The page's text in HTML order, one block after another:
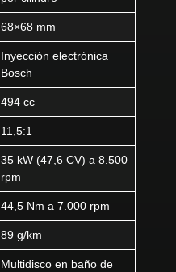
68×68 mm
Inyección electrónica
Bosch
494 cc
11,5:1
35 kW (47,6 CV) a 8.500
rpm
44,5 Nm a 7.000 rpm
89 g/km
Multidisco en baño de